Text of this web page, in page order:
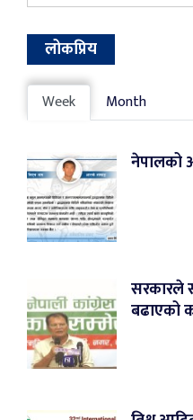
लोकप्रिय
Week Month
नेपालको
सरकारले
बढाएको